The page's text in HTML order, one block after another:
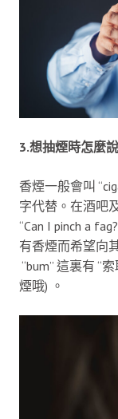
3.想抽煙時怎麼說
香煙一般會叫
字代替。在酒吧
“Can I pinch a
有香煙而希望向
“bum” 這裏有 “
煙哦) 。